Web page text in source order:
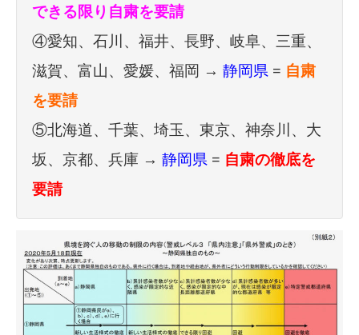
できる限り自粛を要請
④愛知、石川、福井、長野、岐阜、三重、
滋賀、富山、愛媛、福岡 → 静岡県 = 自粛
を要請
⑤北海道、千葉、埼玉、東京、神奈川、大
坂、京都、兵庫 → 静岡県 = 自粛の徹底を
要請